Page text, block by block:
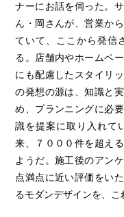
ナーにお話を伺った。
ん・岡さんが、営業か
ていて、ここから発信
る。店舗内やホームペ
にも配慮したスタイリ
の発想の源は、知識と
め、プランニングに必
識を提案に取り入れて
来、７０００件を超え
ようだ。施工後のアン
点満点に近い評価をい
るモダンデザインを、こ